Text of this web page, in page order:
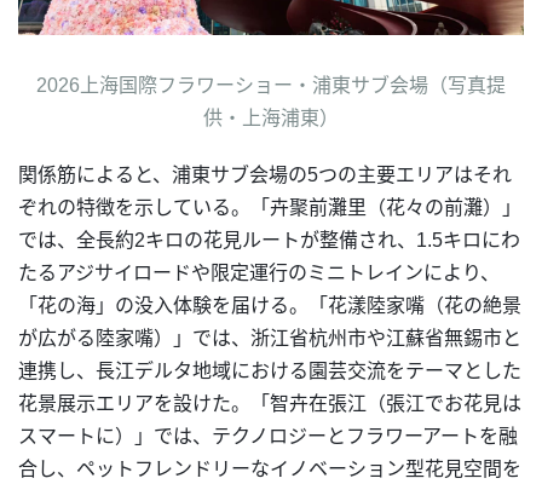
2026上海国際フラワーショー・浦東サブ会場（写真提
供・上海浦東）
関係筋によると、浦東サブ会場の5つの主要エリアはそれ
ぞれの特徴を示している。「卉聚前灘里（花々の前灘）」
では、全長約2キロの花見ルートが整備され、1.5キロにわ
たるアジサイロードや限定運行のミニトレインにより、
「花の海」の没入体験を届ける。「花漾陸家嘴（花の絶景
が広がる陸家嘴）」では、浙江省杭州市や江蘇省無錫市と
連携し、長江デルタ地域における園芸交流をテーマとした
花景展示エリアを設けた。「智卉在張江（張江でお花見は
スマートに）」では、テクノロジーとフラワーアートを融
合し、ペットフレンドリーなイノベーション型花見空間を